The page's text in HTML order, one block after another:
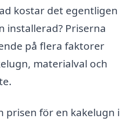
kostar det egentligen
installerad? Priserna
på flera faktorer
materialval och
prisen för en kakelugn i